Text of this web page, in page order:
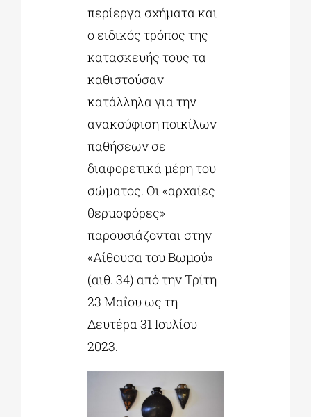
περίεργα σχήματα και
ο ειδικός τρόπος της
κατασκευής τους τα
καθιστούσαν
κατάλληλα για την
ανακούφιση ποικίλων
παθήσεων σε
διαφορετικά μέρη του
σώματος. Οι «αρχαίες
θερμοφόρες»
παρουσιάζονται στην
«Αίθουσα του Βωμού»
(αιθ. 34) από την Τρίτη
23 Μαΐου ως τη
Δευτέρα 31 Ιουλίου
2023.